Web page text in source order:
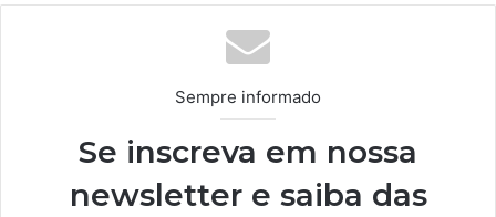
Sempre informado
Se inscreva em nossa
newsletter e saiba das